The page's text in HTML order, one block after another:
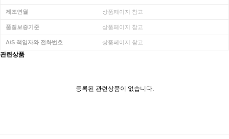
제조연월 상품페이지 참고
품질보증기준 상품페이지 참고
A/S 책임자와 전화번호 상품페이지 참고
관련상품
등록된 관련상품이 없습니다.